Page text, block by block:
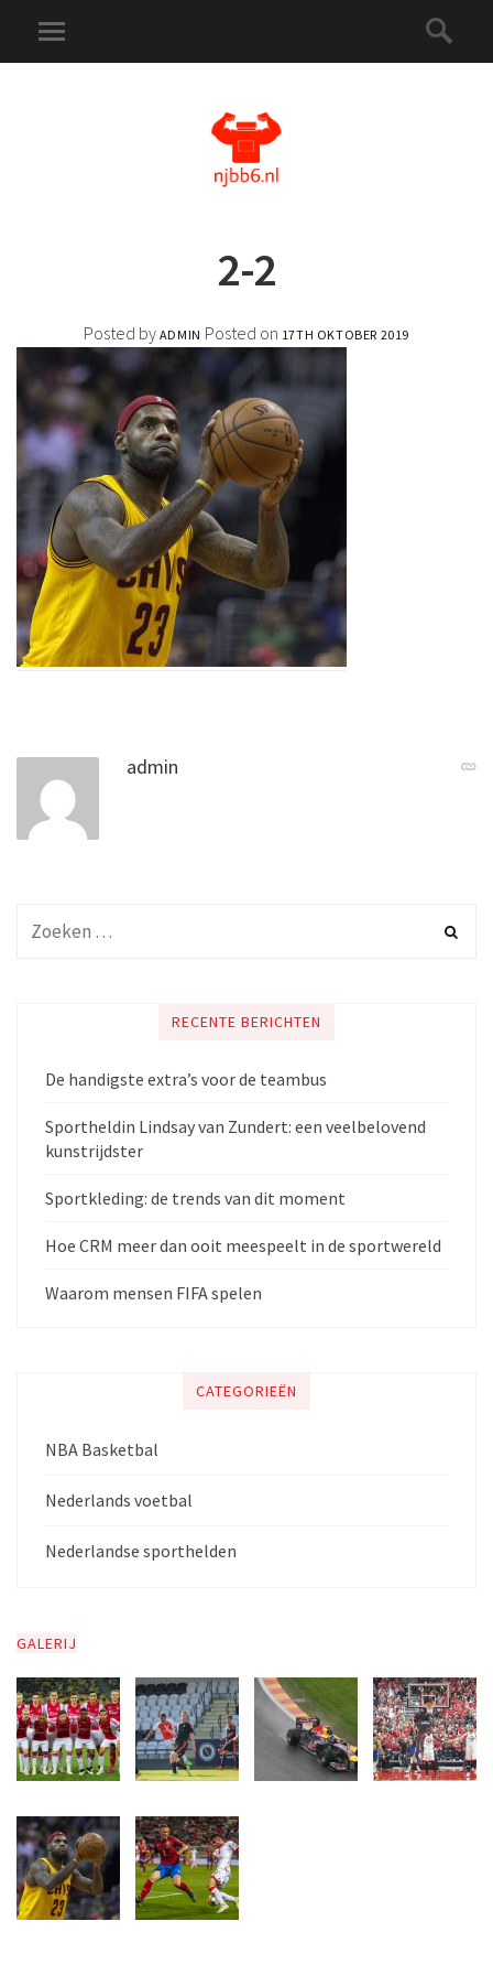
2-2
Posted by ADMIN Posted on 17TH OKTOBER 2019
admin
RECENTE BERICHTEN
De handigste extra’s voor de teambus
Sportheldin Lindsay van Zundert: een veelbelovend
kunstrijdster
Sportkleding: de trends van dit moment
Hoe CRM meer dan ooit meespeelt in de sportwereld
Waarom mensen FIFA spelen
CATEGORIEËN
NBA Basketbal
Nederlands voetbal
Nederlandse sporthelden
GALERIJ